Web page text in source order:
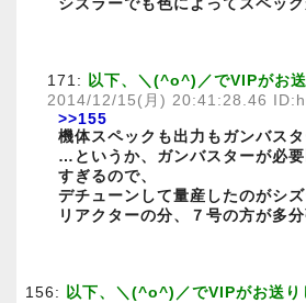
シズラーでも色によってスペッ
171: 以下、＼(^o^)／でVIPがお
2014/12/15(月) 20:41:28.46
>>155
機体スペックも出力もガンバス
…というか、ガンバスターが必
すぎるので、
デチューンして量産したのがシ
リアクターの分、７号の方が多
156: 以下、＼(^o^)／でVIPがお送り